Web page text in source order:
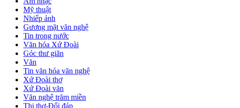
Mỹ thuật
Nhiếp ảnh
Gương mặt văn nghệ
Tin trong nước
Văn hóa Xứ Đoài
Góc thư giãn
Văn
Tin văn hóa văn nghệ
Xứ Đoài thơ
Xứ Đoài văn
Văn nghệ trăm miền
Thi thơ-Đối đáp